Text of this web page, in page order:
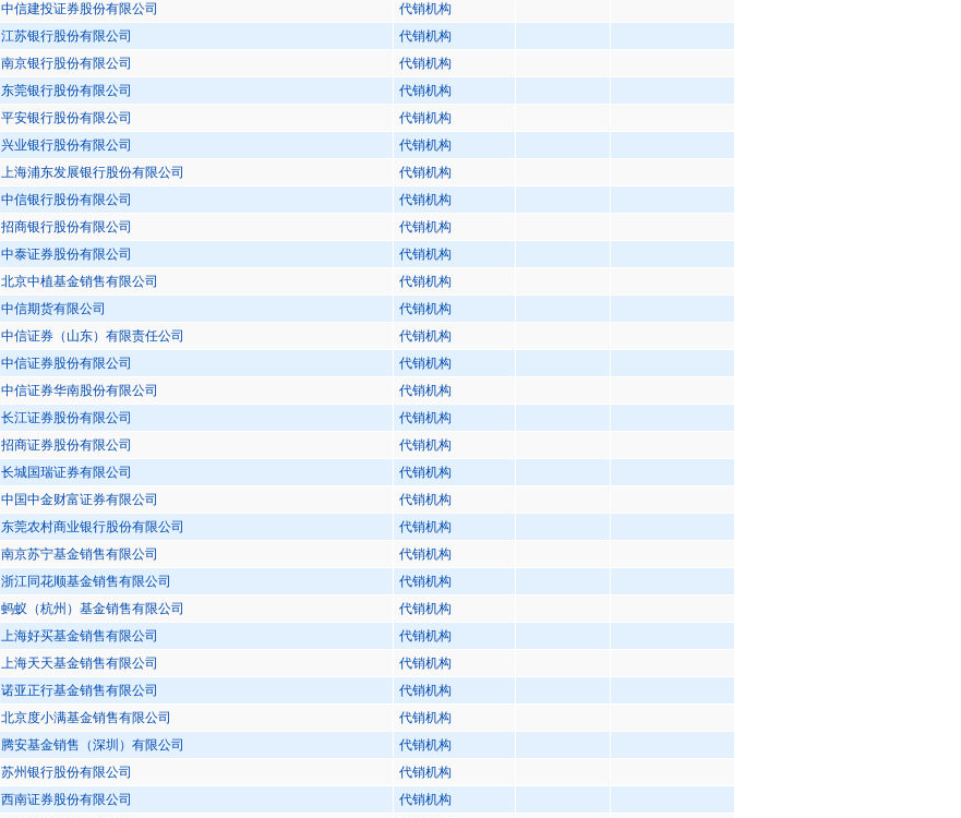
中信建投证券股份有限公司
代销机构
江苏银行股份有限公司
代销机构
南京银行股份有限公司
代销机构
东莞银行股份有限公司
代销机构
平安银行股份有限公司
代销机构
兴业银行股份有限公司
代销机构
上海浦东发展银行股份有限公司
代销机构
中信银行股份有限公司
代销机构
招商银行股份有限公司
代销机构
中泰证券股份有限公司
代销机构
北京中植基金销售有限公司
代销机构
中信期货有限公司
代销机构
中信证券（山东）有限责任公司
代销机构
中信证券股份有限公司
代销机构
中信证券华南股份有限公司
代销机构
长江证券股份有限公司
代销机构
招商证券股份有限公司
代销机构
长城国瑞证券有限公司
代销机构
中国中金财富证券有限公司
代销机构
东莞农村商业银行股份有限公司
代销机构
南京苏宁基金销售有限公司
代销机构
浙江同花顺基金销售有限公司
代销机构
蚂蚁（杭州）基金销售有限公司
代销机构
上海好买基金销售有限公司
代销机构
上海天天基金销售有限公司
代销机构
诺亚正行基金销售有限公司
代销机构
北京度小满基金销售有限公司
代销机构
腾安基金销售（深圳）有限公司
代销机构
苏州银行股份有限公司
代销机构
西南证券股份有限公司
代销机构